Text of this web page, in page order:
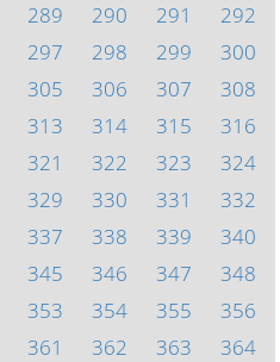
289 290 291
292
297 298 299
300
305 306 307
308
313 314 315
316
321 322 323
324
329 330 331
332
337 338 339
340
345 346 347
348
353 354 355
356
361 362 363 364